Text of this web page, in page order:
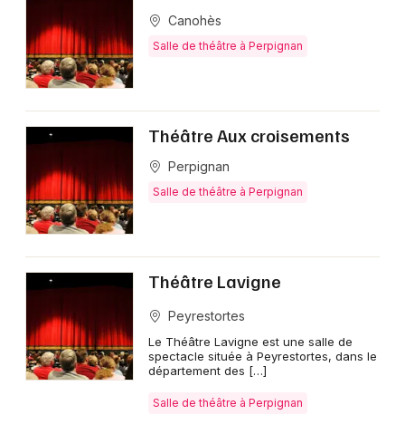
Canohès
Salle de théâtre à Perpignan
Théâtre Aux croisements
Perpignan
Salle de théâtre à Perpignan
Théâtre Lavigne
Peyrestortes
Le Théâtre Lavigne est une salle de
spectacle située à Peyrestortes, dans le
département des […]
Salle de théâtre à Perpignan